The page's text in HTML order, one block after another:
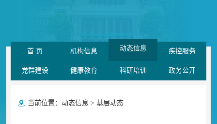
首 页 机构信息 动态信息 疾控服务
党群建设 健康教育 科研培训 政务公开
当前位置： 动态信息 > 基层动态